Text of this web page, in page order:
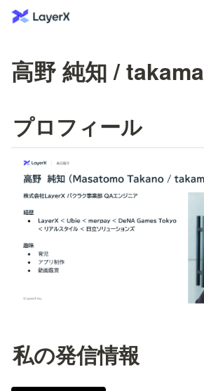
高野 純知 / takama
プロフィール
私の発信情報